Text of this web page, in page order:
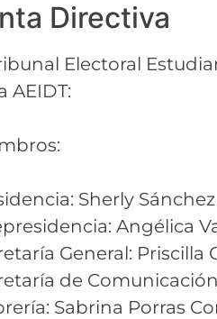
Directiva
Electoral
AEIDT:
Sherly
Angélica
General: Priscilla
de
Sabrina Porras